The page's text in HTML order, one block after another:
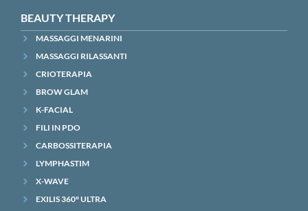
BEAUTY THERAPY
MASSAGGI MENARINI
MASSAGGI RILASSANTI
CRIOTERAPIA
BROW GLAM
K-FACIAL
FILI IN PDO
CARBOSSITERAPIA
LYMPHASTIM
X-WAVE
EXILIS 360° ULTRA